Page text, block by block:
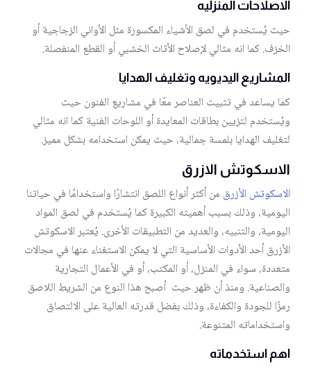
الاصلاحات المنزليه
حيث يُستخدم في لصق الأشياء المكسورة مثل الأواني الزجاجية أو
الخزف. كما انه مثالي لإصلاح الأثاث الخشبي أو القطع المنفصلة.
المشاريع اليديويه وتغليف الهدايا
كما يساعد في تثبيت العناصر معًا في مشاريع الفنون حيث
ويُستخدم لتزيين بطاقات المعايدة أو اللوحات الفنية كما انه مثالي
لتغليف الهدايا بلمسة جمالية، حيث يمكن استخدامه بشكل مميز.
الاسكوتش الازرق
الاسكوتش الأزرق من أكثر أنواع اللصق انتشارًا واستخدامًا في حياتنا
اليومية، وذلك بسبب أهميته الكبيرة كما يُستخدم في لصق المواد
اليومية، والتنبيه، والعديد من التطبيقات الأخرى. يُعتبر الاسكوتش
الأزرق أحد الأدوات الأساسية التي لا يمكن الاستغناء عنها في مجالات
متعددة، سواء في المنزل، أو المكتب، أو في الأعمال التجارية
والصناعية. ومنذ أن ظهر حيث أصبح هذا النوع من الشريط اللاصق
رمزًا للجودة والكفاءة، وذلك بفضل قدرته العالية على الالتصاق
واستخداماته المتنوعة.
اهم استخدماته